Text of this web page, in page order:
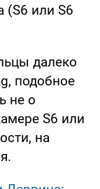
(S6 или S6
далеко
подобное
не о
S6 или
на